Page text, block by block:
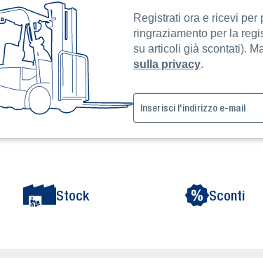
Registrati ora e ricevi per
ringraziamento per la
su articoli già scontati).
sulla privacy.
Stock Sconti